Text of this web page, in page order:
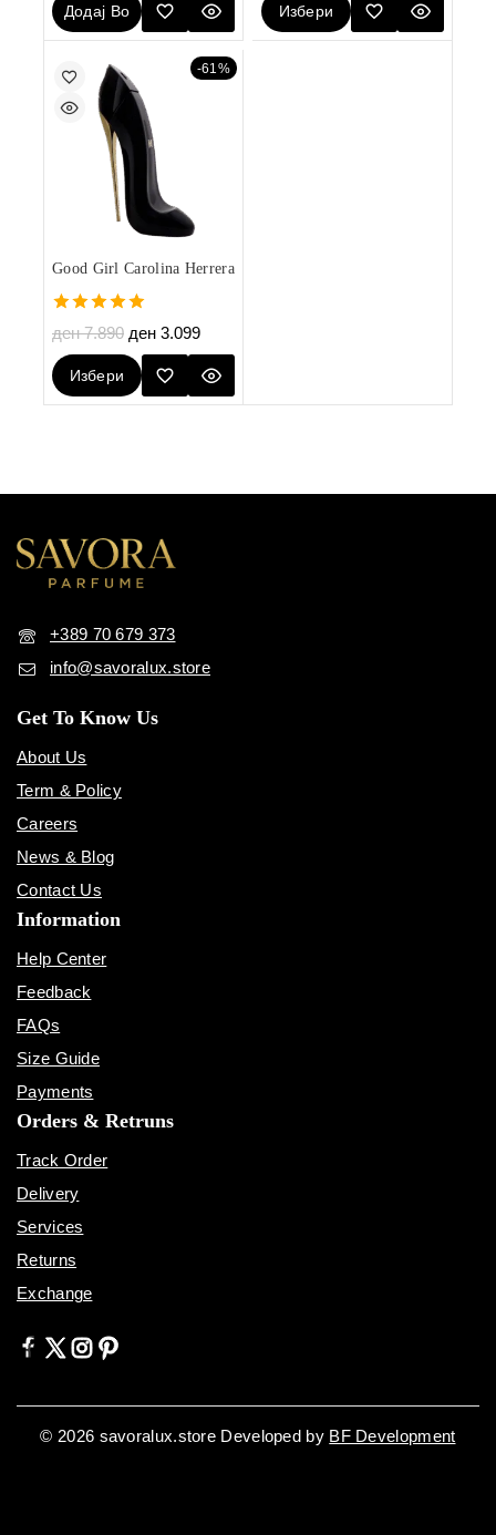
Додај Во
Кошничка
Избери
Опции
-61%
Good Girl Carolina Herrera
5.00
out of 5
ден7.890 ден 3.099
Избери
Опции
+389 70 679 373
info@savoralux.store
Get To Know Us
About Us
Term & Policy
Careers
News & Blog
Contact Us
Information
Help Center
Feedback
FAQs
Size Guide
Payments
Orders & Retruns
Track Order
Delivery
Services
Returns
Exchange
© 2026 savoralux.store Developed by BF Development